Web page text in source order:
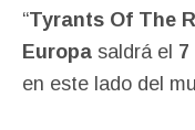
“Tyrants Of The
Europa saldrá el 7
en este lado del